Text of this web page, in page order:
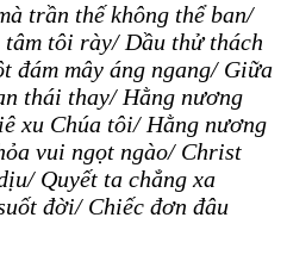
trần thế không thể ban/
tôi rày/ Dầu thử thách
đám mây áng ngang/ Giữa
thái thay/ Hằng nương
xu Chúa tôi/ Hằng nương
vui ngọt ngào/ Christ
Quyết ta chẳng xa
đời/ Chiếc đơn đâu